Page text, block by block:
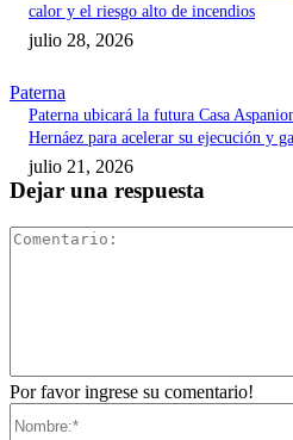
calor y el riesgo alto de incendios
julio 28, 2026
Paterna
Paterna ubicará la futura Casa
Hernáez para acelerar su ejecución y
julio 21, 2026
Dejar una respuesta
Por favor ingrese su comentario!